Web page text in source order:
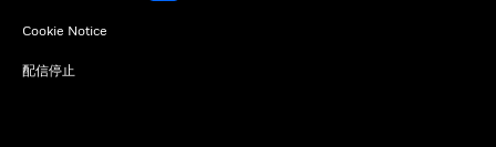
Cookie Notice
配信停止